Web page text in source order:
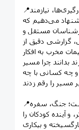
📍رخدادهای منتهی به تشدید اخیر درگیری‌ها، نیازمند
می‌دهیم که
مستقل و
گزارشی دقیق از
مخرب به افکار
بدانند چرا مسیر
چه کسانی با چه
📍جنگ، فقط تخریب‌کننده ساختمان‌ها نیست؛ جنگ، سفره
و آینده کودکان را
و بیکاری